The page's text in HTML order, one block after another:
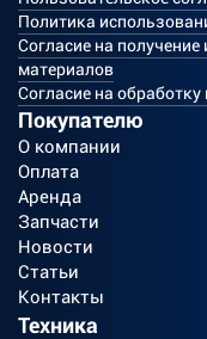
Политика
Согласие на
материалов
Согласие на
Покупателю
О компании
Оплата
Аренда
Запчасти
Новости
Статьи
Контакты
Техника